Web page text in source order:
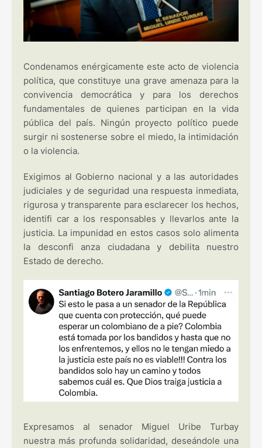
Condenamos enérgicamente este acto de violencia
política, que constituye una grave amenaza para la
convivencia democrática y para los derechos
fundamentales de quienes participan en la vida
pública del país. Ningún proyecto político puede
surgir ni sostenerse sobre el miedo, la intimidación
o la violencia.
Exigimos al Gobierno nacional y a las autoridades
judiciales y de seguridad una respuesta inmediata,
rigurosa y transparente para esclarecer los hechos,
identifi car a los responsables y llevarlos ante la
justicia. La impunidad en estos casos solo alimenta
la desconfi anza ciudadana y debilita nuestro
Estado de derecho.
Expresamos al senador Miguel Uribe Turbay
nuestra más profunda solidaridad, deseándole una